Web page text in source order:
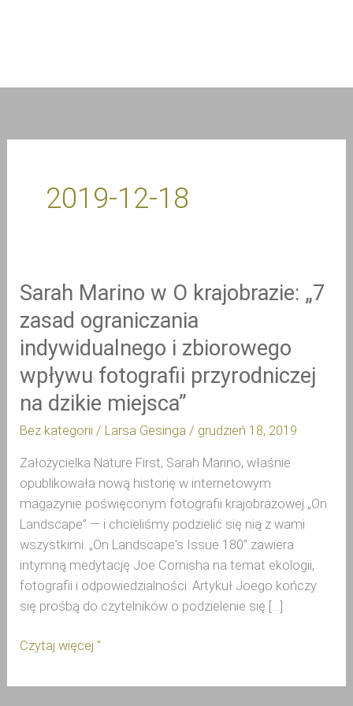
2019-12-18
Sarah Marino w O krajobrazie: „7
zasad ograniczania
indywidualnego i zbiorowego
wpływu fotografii przyrodniczej
na dzikie miejsca”
Bez kategorii / Larsa Gesinga/ grudzień 18, 2019
Założycielka Nature First, Sarah Marino, właśnie
opublikowała nową historię w internetowym
magazynie poświęconym fotografii krajobrazowej „On
Landscape” — i chcieliśmy podzielić się nią z wami
wszystkimi. „On Landscape's Issue 180” zawiera
intymną medytację Joe Cornisha na temat ekologii,
fotografii i odpowiedzialności. Artykuł Joego kończy
się prośbą do czytelników o podzielenie się […]
Sarah
w
O
krajobrazie:
zasad
ograniczania
zbiorowego
wpływu
fotografii
przyrodniczej
dzikie
miejsca”
Czytaj więcej "